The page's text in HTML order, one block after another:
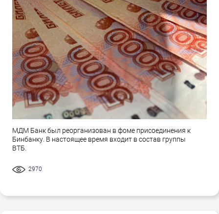
МДМ Банк был реорганизован в фоме присоединения к
Бинбанку. В настоящее время входит в состав группы
ВТБ.
2970